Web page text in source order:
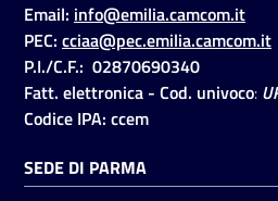
Accedi
Registrati
Email: info@emilia.camcom.it
PEC: cciaa@pec.emilia.camcom.it
P.I./C.F.: 02870690340
Fatt. elettronica - Cod. univoco:
Codice IPA: ccem
SEDE DI PARMA